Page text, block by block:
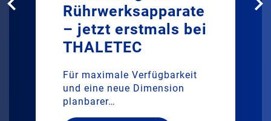
Rührwerksapparate
– jetzt erstmals bei
THALETEC
Für maximale Verfügbarkeit
und eine neue Dimension
planbarer…